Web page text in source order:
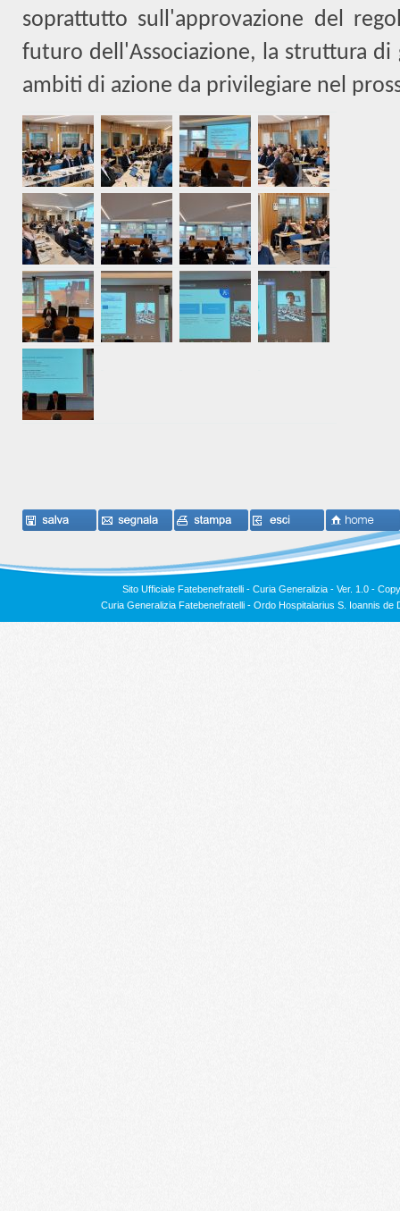
soprattutto sull'approvazione del
futuro dell'Associazione, la struttura di
ambiti di azione da privilegiare nel
Sito Ufficiale Fatebenefratelli - Curia Generalizia - Ver. 1.0 -
Curia Generalizia Fatebenefratelli - Ordo Hospitalarius S. Ioannis